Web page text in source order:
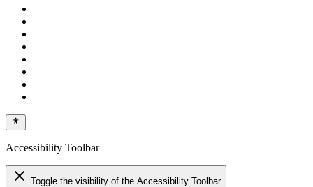
Accessibility Toolbar
close Toggle the visibility of the Accessibility Toolbar